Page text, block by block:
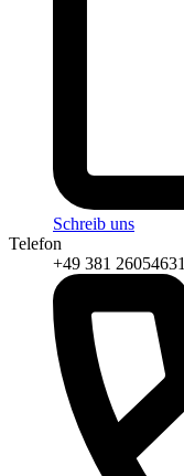
Schreib uns
Telefon
+49 381 26054631